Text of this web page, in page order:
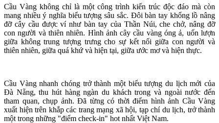
Cầu Vàng không chỉ là một công trình kiến trúc độc đáo mà còn
mang nhiều ý nghĩa biểu tượng sâu sắc. Đôi bàn tay khổng lồ nâng
đỡ cây cầu được ví như bàn tay của Thần Núi, che chở, nâng đỡ
con người và thiên nhiên. Hình ảnh cây cầu vàng óng ả, uốn lượn
giữa không trung tượng trưng cho sự kết nối giữa con người và
thiên nhiên, giữa quá khứ và hiện tại, giữa ước mơ và hiện thực.
Cầu Vàng nhanh chóng trở thành một biểu tượng du lịch mới của
Đà Nẵng, thu hút hàng ngàn du khách trong và ngoài nước đến
tham quan, chụp ảnh. Đã từng có thời điểm hình ảnh Cầu Vàng
xuất hiện trên khắp các trang mạng xã hội, tạp chí du lịch, trở thành
một trong những "điểm check-in" hot nhất Việt Nam.